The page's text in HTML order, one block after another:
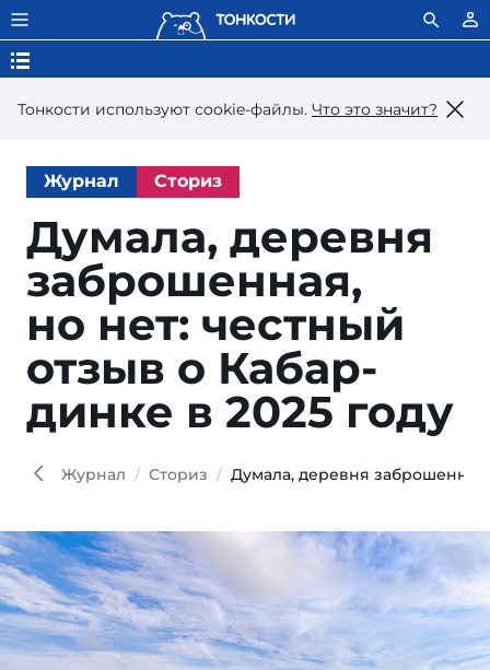
Тонкости используют сookie-файлы. Что это значит?
Журнал Сториз
Думала, деревня
за­бро­шен­ная,
но нет: чест­ный
от­зыв о Ка­бар­
дин­ке в 2025 году
Журнал Сториз Думала, деревня